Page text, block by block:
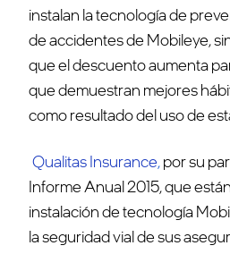
instalan la tecnología de
de accidentes de Mobileye,
que el descuento aumenta
que demuestran mejores
como resultado del uso de
Qualitas Insurance,por su
Informe Anual 2015, que
instalación de tecnología
la seguridad vial de sus